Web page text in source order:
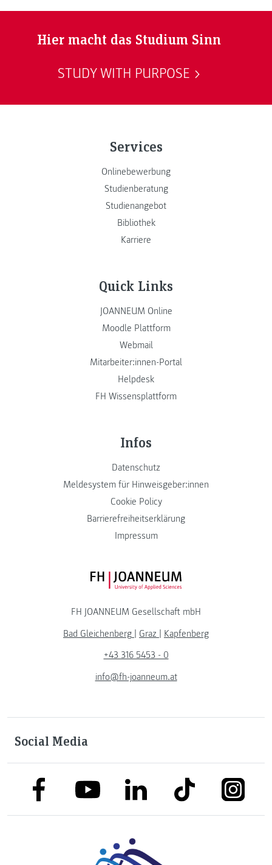
Hier macht das Studium Sinn
STUDY WITH PURPOSE
Services
Onlinebewerbung
Studienberatung
Studienangebot
Bibliothek
Karriere
Quick Links
JOANNEUM Online
Moodle Plattform
Webmail
Mitarbeiter:innen-Portal
Helpdesk
FH Wissensplattform
Infos
Datenschutz
Meldesystem für Hinweisgeber:innen
Cookie Policy
Barrierefreiheitserklärung
Impressum
FH JOANNEUM Logo
FH JOANNEUM Gesellschaft mbH
Bad Gleichenberg | Graz | Kapfenberg
+43 316 5453 - 0
info@fh-joanneum.at
Social Media
link to facebooklink to youtubelink to linkedinlink to tiktok link to